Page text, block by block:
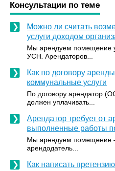
Консультации по теме
Можно ли считать
услуги доходом
Мы арендуем помещение
УСН. Арендаторов...
Как по договору
коммунальные услуги
По договору арендатор
должен уплачивать...
Арендатор требует от
выполненные работы
Мы арендуем помещение
арендодатель...
Как написать